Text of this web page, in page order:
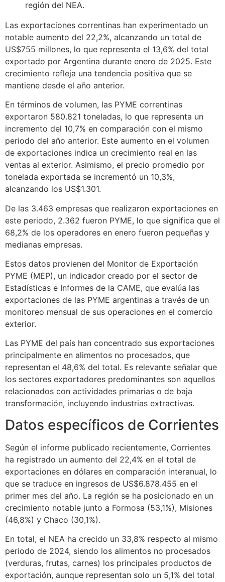
región del NEA.
Las exportaciones correntinas han experimentado un
notable aumento del 22,2%, alcanzando un total de
US$755 millones, lo que representa el 13,6% del total
exportado por Argentina durante enero de 2025. Este
crecimiento refleja una tendencia positiva que se
mantiene desde el año anterior.
En términos de volumen, las PYME correntinas
exportaron 580.821 toneladas, lo que representa un
incremento del 10,7% en comparación con el mismo
periodo del año anterior. Este aumento en el volumen
de exportaciones indica un crecimiento real en las
ventas al exterior. Asimismo, el precio promedio por
tonelada exportada se incrementó un 10,3%,
alcanzando los US$1.301.
De las 3.463 empresas que realizaron exportaciones en
este periodo, 2.362 fueron PYME, lo que significa que el
68,2% de los operadores en enero fueron pequeñas y
medianas empresas.
Estos datos provienen del Monitor de Exportación
PYME (MEP), un indicador creado por el sector de
Estadísticas e Informes de la CAME, que evalúa las
exportaciones de las PYME argentinas a través de un
monitoreo mensual de sus operaciones en el comercio
exterior.
Las PYME del país han concentrado sus exportaciones
principalmente en alimentos no procesados, que
representan el 48,6% del total. Es relevante señalar que
los sectores exportadores predominantes son aquellos
relacionados con actividades primarias o de baja
transformación, incluyendo industrias extractivas.
Datos específicos de Corrientes
Según el informe publicado recientemente, Corrientes
ha registrado un aumento del 22,4% en el total de
exportaciones en dólares en comparación interanual, lo
que se traduce en ingresos de US$6.878.455 en el
primer mes del año. La región se ha posicionado en un
crecimiento notable junto a Formosa (53,1%), Misiones
(46,8%) y Chaco (30,1%).
En total, el NEA ha crecido un 33,8% respecto al mismo
periodo de 2024, siendo los alimentos no procesados
(verduras, frutas, carnes) los principales productos de
exportación, aunque representan solo un 5,1% del total